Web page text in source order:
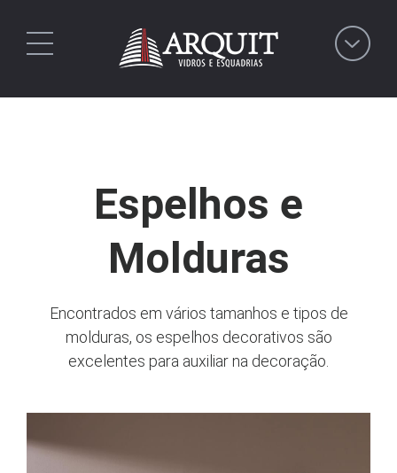
Espelhos e
Molduras
Encontrados em vários tamanhos e tipos de
molduras, os espelhos decorativos são
excelentes para auxiliar na decoração.